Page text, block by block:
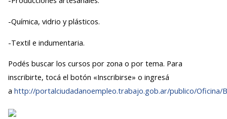
-Química, vidrio y plásticos.
-Textil e indumentaria.
Podés buscar los cursos por zona o por tema. Para
inscribirte, tocá el botón «Inscribirse» o ingresá
a http://portalciudadanoempleo.trabajo.gob.ar/publico/Oficina/